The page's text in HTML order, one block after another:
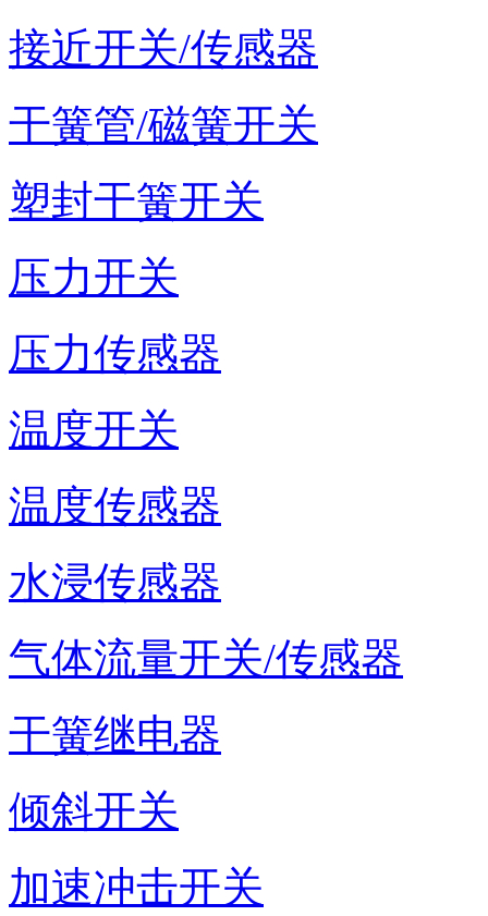
接近开关/传感器
干簧管/磁簧开关
塑封干簧开关
压力开关
压力传感器
温度开关
温度传感器
水浸传感器
气体流量开关/传感器
干簧继电器
倾斜开关
加速冲击开关